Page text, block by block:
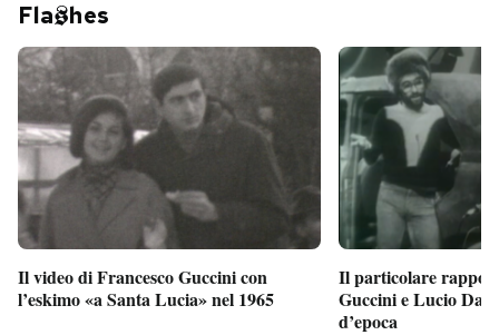
Fla hes
Il video di Francesco Guccini con
l’eskimo «a Santa Lucia» nel 1965
Il particolare
Guccini e Lucio
d’epoca